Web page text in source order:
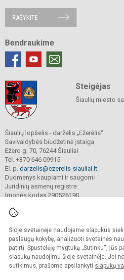
Šioje svetainėje naudojame slapukus
paslaugų kokybę, analizuoti svetainės
patirtį. Spustelėję mygtuką „Sutinku“, jūs
slapukų naudojimu šioje svetainėje. Jei
sutikimus, prašome apsilankyti slapukų
RAŠYKITE
Bendraukime
Steigėjas
Šiaulių miesto
Šiaulių lopšelis - darželis „Ežerėlis“
Savivaldybės biudžetinė įstaiga
Ežero g. 70, 76244 Šiauliai
Tel. +370 646 09915
El. p. darzelis@ezerelis-siauliai.lt
Duomenys kaupiami ir saugomi
Juridinių asmenų registre
Įmonės kodas 290526190
© 2023. Šiaulių lopšelis - darželis
Kopijuoti turinį be raštiško įstaigos
Versija neįgaliesiems
Sumanus būdas atnaujinti